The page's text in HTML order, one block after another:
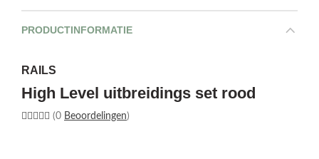
PRODUCTINFORMATIE
RAILS
High Level uitbreidings set rood
(0 Beoordelingen)